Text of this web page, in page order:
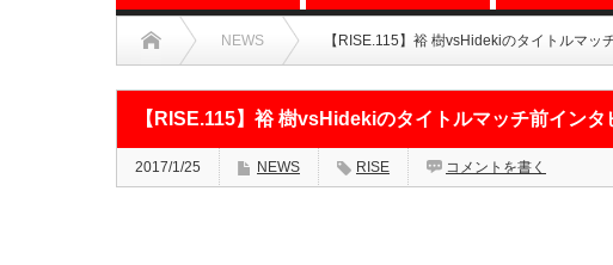
NEWS 【RISE.115】裕 樹vsHidekiのタイトルマッ
【RISE.115】裕 樹vsHidekiのタイトルマッチ前インタ
2017/1/25 NEWS RISE コメントを書く